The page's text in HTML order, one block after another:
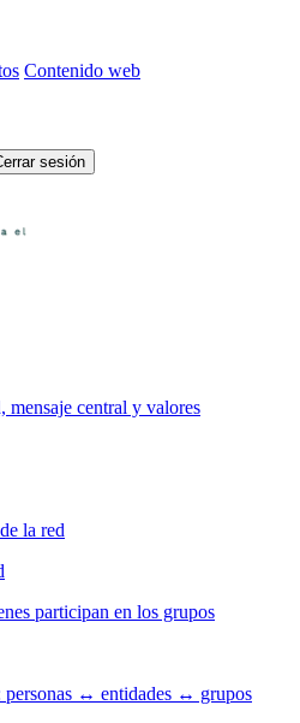
Contenido web
sesión
mensaje central y valores
la red
participan en los grupos
personas ↔ entidades ↔ grupos